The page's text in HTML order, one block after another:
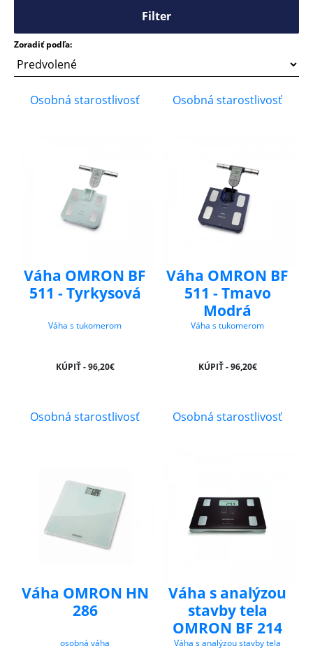
Filter
Zoradiť podľa:
Osobná starostlivosť
Váha OMRON BF
511 - Tyrkysová
Váha s tukomerom
KÚPIŤ - 96,20€
Osobná starostlivosť
Váha OMRON BF
511 - Tmavo
Modrá
Váha s tukomerom
KÚPIŤ - 96,20€
Osobná starostlivosť
Váha OMRON HN
286
osobná váha
Osobná starostlivosť
Váha s analýzou
stavby tela
OMRON BF 214
Váha s analýzou stavby tela